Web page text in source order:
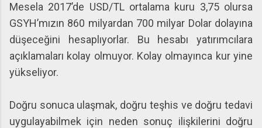
Mesela 2017’de USD/TL ortalama kuru 3,75 olursa
GSYH’mızın 860 milyardan 700 milyar Dolar dolayına
düşeceğini hesaplıyorlar. Bu hesabı yatırımcılara
açıklamaları kolay olmuyor. Kolay olmayınca kur yine
yükseliyor.
Doğru sonuca ulaşmak, doğru teşhis ve doğru tedavi
uygulayabilmek için neden sonuç ilişkilerini doğru